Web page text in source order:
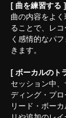
[ 曲を練習する ]
曲の内容をよ
ることで、レ
く感情的なパ
きます。
[ ボーカルのト
セッション中
ディング・プ
リード・ボー